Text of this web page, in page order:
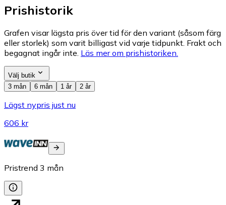
Prishistorik
Grafen visar lägsta pris över tid för den variant (såsom färg
eller storlek) som varit billigast vid varje tidpunkt. Frakt och
begagnat ingår inte. Läs mer om prishistoriken.
Välj butik
3 mån
6 mån 1 år 2 år
Lägst nypris just nu
606 kr
Pristrend 3 mån